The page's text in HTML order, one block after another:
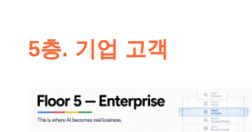
5층. 기업 고객